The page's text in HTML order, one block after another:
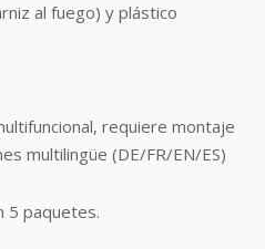
al fuego) y plástico
requiere montaje
multilingüe (DE/FR/EN/ES)
5 paquetes.